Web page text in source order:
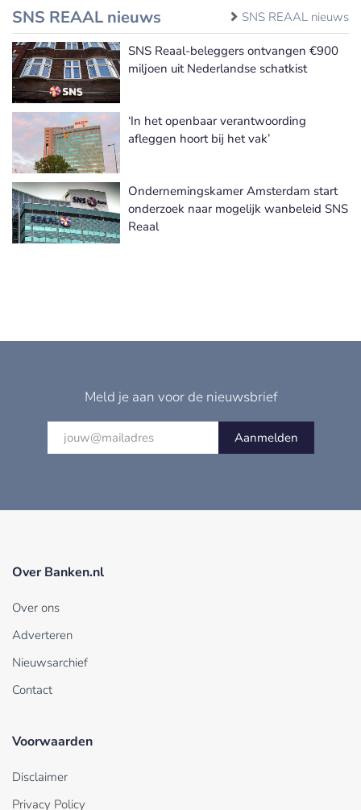
SNS REAAL nieuws SNS REAAL nieuws
SNS Reaal-beleggers ontvangen €900
miljoen uit Nederlandse schatkist
‘In het openbaar verantwoording
afleggen hoort bij het vak’
Ondernemingskamer Amsterdam start
onderzoek naar mogelijk wanbeleid SNS
Reaal
Meld je aan voor de nieuwsbrief
Aanmelden
Over Banken.nl
Over ons
Adverteren
Nieuwsarchief
Contact
Voorwaarden
Disclaimer
Privacy Policy